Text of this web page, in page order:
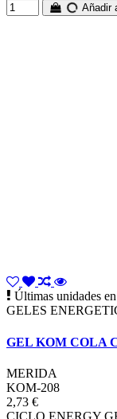
Añadir
Últimas unidades
GELES
GEL KOM COLA
MERIDA
KOM-208
2,73 €
CICLO ENERGY